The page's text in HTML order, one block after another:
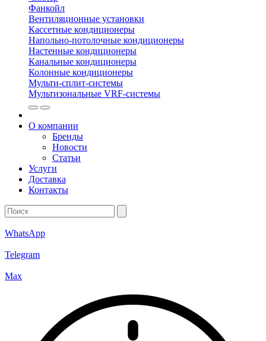
Фанкойл
Вентиляционные установки
Кассетные кондиционеры
Напольно-потолочные кондиционеры
Настенные кондиционеры
Канальные кондиционеры
Колонные кондиционеры
Мульти-сплит-системы
Мультизональные VRF-системы
О компании
Бренды
Новости
Статьи
Услуги
Доставка
Контакты
WhatsApp
Telegram
Max